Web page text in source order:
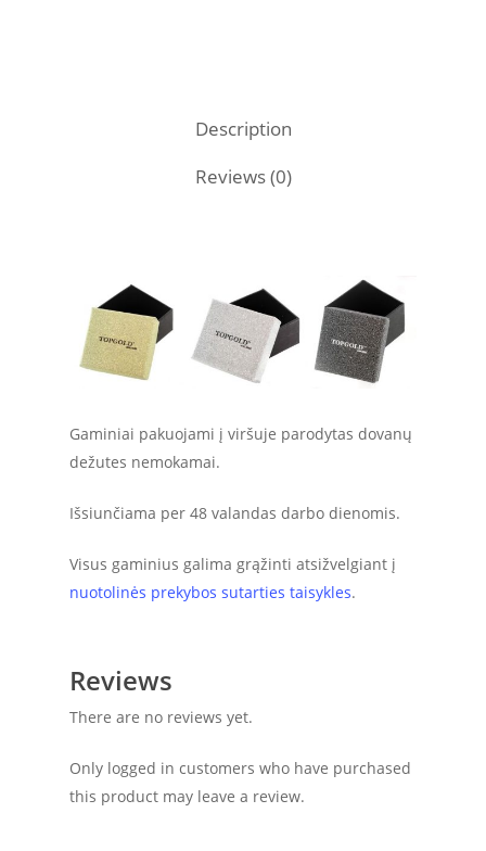
Description
Reviews (0)
Gaminiai pakuojami į viršuje parodytas dovanų
dežutes nemokamai.
Išsiunčiama per 48 valandas darbo dienomis.
Visus gaminius galima grąžinti atsižvelgiant į
nuotolinės prekybos sutarties taisykles.
Reviews
There are no reviews yet.
Only logged in customers who have purchased
this product may leave a review.